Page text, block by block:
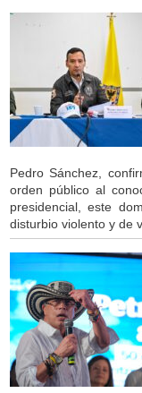
Pedro Sánchez,
orden público al
presidencial, este
disturbio violento y de